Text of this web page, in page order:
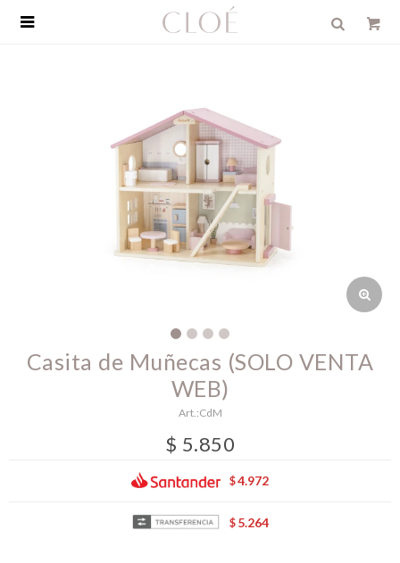

Casita de Muñecas (SOLO VENTA
WEB)
CdM
$ 5.850
$4.972
$ 5.264